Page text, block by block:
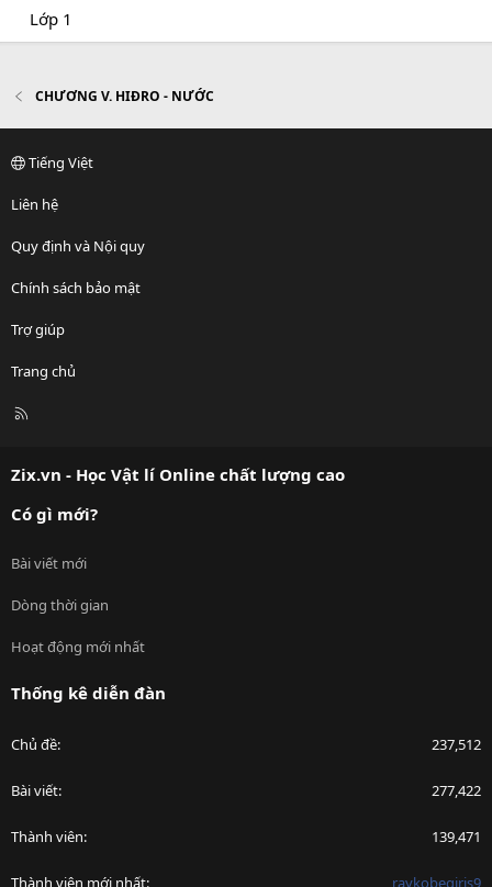
Lớp 1
CHƯƠNG V. HIĐRO - NƯỚC
Tiếng Việt
Liên hệ
Quy định và Nội quy
Chính sách bảo mật
Trợ giúp
Trang chủ
R
Zix.vn - Học Vật lí Online chất lượng cao
Có gì mới?
Bài viết mới
Dòng thời gian
Hoạt động mới nhất
Thống kê diễn đàn
Chủ đề 237,512
Bài viết 277,422
Thành viên 139,471
Thành viên mới nhất raykobegiris9